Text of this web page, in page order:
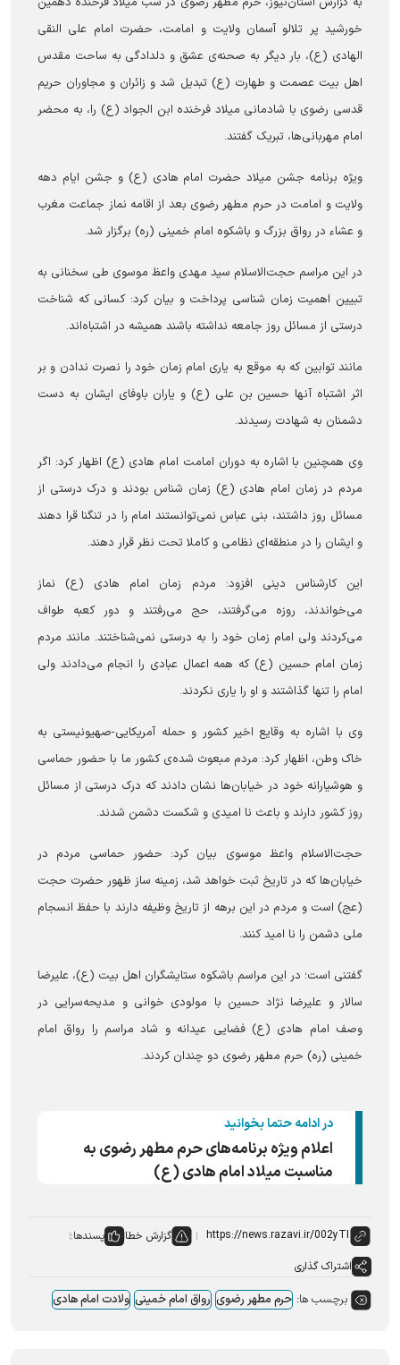
خورشید پر تلالو آسمان ولایت و امامت، حضرت امام علی النقی
الهادی (ع)، بار دیگر به صحنه‌ی عشق و دلدادگی به ساحت مقدس
اهل بیت عصمت و طهارت (ع) تبدیل شد و زائران و مجاوران حریم
قدسی رضوی با شادمانی میلاد فرخنده ابن الجواد (ع) را، به محضر
امام مهربانی‌ها، تبریک گفتند.
ویژه برنامه جشن میلاد حضرت امام هادی (ع) و جشن ایام دهه
ولایت و امامت در حرم مطهر رضوی بعد از اقامه نماز جماعت مغرب
و عشاء در رواق بزرگ و باشکوه امام خمینی (ره) برگزار شد.
در این مراسم حجت‌الاسلام سید مهدی واعظ موسوی طی سخنانی به
تبیین اهمیت زمان شناسی پرداخت و بیان کرد: کسانی که شناخت
درستی از مسائل روز جامعه نداشته باشند همیشه در اشتباه‌اند.
مانند توابین که به موقع به یاری امام زمان خود را نصرت ندادن و بر
اثر اشتباه آنها حسین بن علی (ع) و یاران باوفای ایشان به دست
دشمنان به شهادت رسیدند.
وی همچنین با اشاره به دوران امامت امام هادی (ع) اظهار کرد: اگر
مردم در زمان امام هادی (ع) زمان شناس بودند و درک درستی از
مسائل روز داشتند، بنی عباس نمی‌توانستند امام را در تنگنا قرا دهند
و ایشان را در منطقه‌ای نظامی و کاملا تحت نظر قرار دهند.
این کارشناس دینی افزود: مردم زمان امام هادی (ع) نماز
می‌خواندند، روزه می‌گرفتند، حج می‌رفتند و دور کعبه طواف
می‌کردند ولی امام زمان خود را به درستی نمی‌شناختند. مانند مردم
زمان امام حسین (ع) که همه اعمال عبادی را انجام می‌دادند ولی
امام را تنها گذاشتند و او را یاری نکردند.
وی با اشاره به وقایع اخیر کشور و حمله آمریکایی-صهیونیستی به
خاک وطن، اظهار کرد: مردم مبعوث شده‌ی کشور ما با حضور حماسی
و هوشیارانه خود در خیابان‌ها نشان دادند که درک درستی از مسائل
روز کشور دارند و باعث نا امیدی و شکست دشمن شدند.
حجت‌الاسلام واعظ موسوی بیان کرد: حضور حماسی مردم در
خیابان‌ها که در تاریخ ثبت خواهد شد، زمینه ساز ظهور حضرت حجت
(عج) است و مردم در این برهه از تاریخ وظیفه دارند با حفظ انسجام
ملی دشمن را نا امید کنند.
گفتنی است؛ در این مراسم باشکوه ستایشگران اهل بیت (ع)، علیرضا
سالار و علیرضا نژاد حسین با مولودی خوانی و مدیحه‌سرایی در
وصف امام هادی (ع) فضایی عیدانه و شاد مراسم را رواق امام
خمینی (ره) حرم مطهر رضوی دو چندان کردند.
در ادامه حتما بخوانید
اعلام ویژه برنامه‌های حرم مطهر رضوی به
مناسبت میلاد امام هادی (ع)
گزارش خطا
پسندها:
اشتراک گذاری
برچسب ها: حرم مطهر رضوی رواق امام خمینی ولادت امام هادی